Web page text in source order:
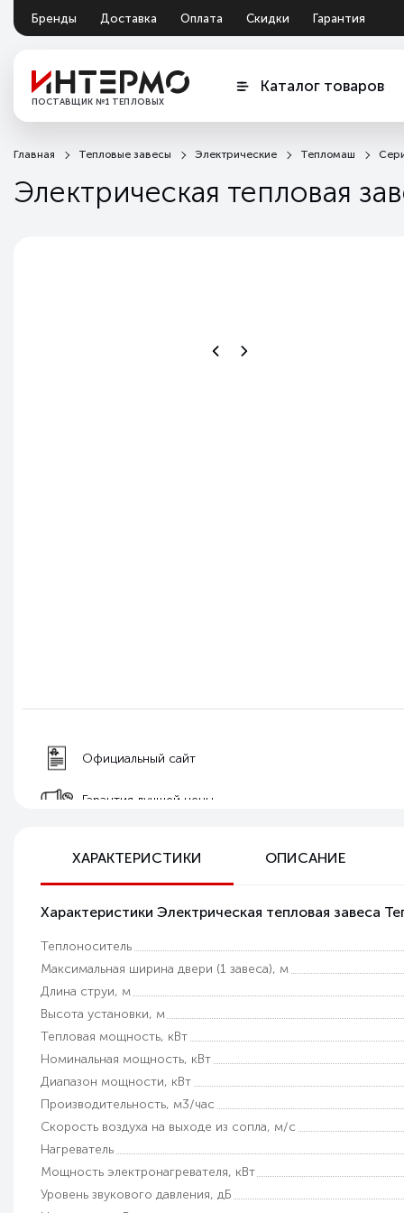
Бренды Доставка Оплата Скидки
Гарантия
Документация
Обмен и возврат
ПОСТАВЩИК №1 ТЕПЛОВЫХ
Каталог товаров
Главная Тепловые завесы Электрические Тепломаш
Электрическая тепловая
Официальный сайт
Гарантия лучшей цены
Возможность самовывоза
Техническая поддержка
Гарантия качества
ХАРАКТЕРИСТИКИ ОПИСАНИЕ
Характеристики Электрическая тепловая завеса
Теплоноситель
Максимальная ширина двери (1 завеса), м
Длина струи, м
Высота установки, м
Тепловая мощность, кВт
Номинальная мощность, кВт
Диапазон мощности, кВт
Производительность, м3/час
Скорость воздуха на выходе из сопла, м/с
Нагреватель
Мощность электронагревателя, кВт
Уровень звукового давления, дБ